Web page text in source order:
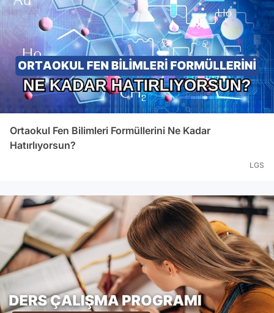
Ortaokul Fen Bilimleri Formüllerini Ne Kadar
Hatırlıyorsun?
LGS